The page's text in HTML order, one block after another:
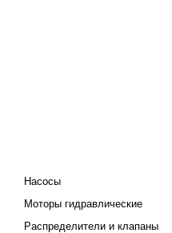
Насосы
Моторы гидравлические
Распределители и клапаны